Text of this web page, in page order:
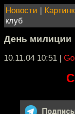
Новости |
клуб
День милиции
10.11.04 10:51 |